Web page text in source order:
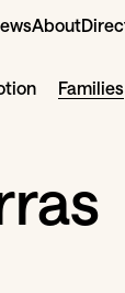
About
Families